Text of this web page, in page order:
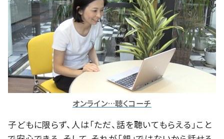
オンライン…聴くコーチ
子どもに限らず、人は「ただ、話を聴いてもらえる」こと